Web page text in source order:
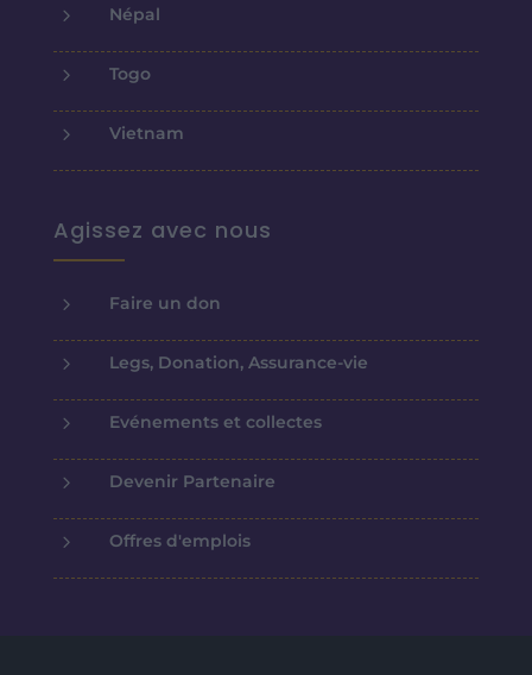
5 Népal
5 Togo
5 Vietnam
Agissez avec nous
5 Faire un don
5 Legs, Donation, Assurance-vie
5 Evénements et collectes
5 Devenir Partenaire
5 Offres d'emplois